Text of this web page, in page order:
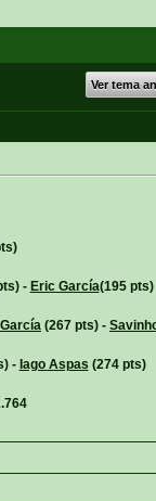
Ver tema
- Eric García(195 pts)
(267 pts) -
- Iago Aspas (274 pts)